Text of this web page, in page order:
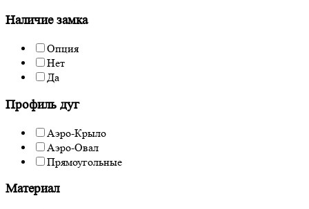
Наличие замка
Опция
Нет
Да
Профиль дуг
Аэро-Крыло
Аэро-Овал
Прямоугольные
Материал